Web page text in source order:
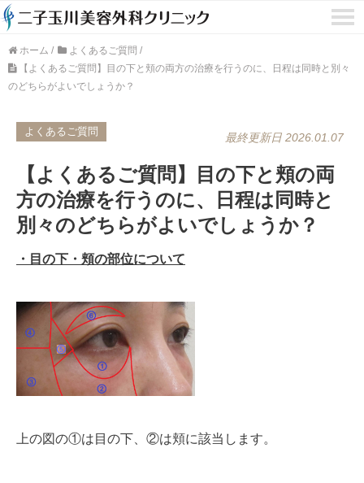
ホーム / よくあるご質問 /
【よくあるご質問】目の下と頬の両方の治療を行うのに、日程は同時と別々
のどちらがよいでしょうか？
よくあるご質問 最終更新日 2026.01.07
【よくあるご質問】目の下と頬の両
方の治療を行うのに、日程は同時と
別々のどちらがよいでしょうか？
・目の下・頬の部位について
上の図の①は目の下、②は頬に該当します。